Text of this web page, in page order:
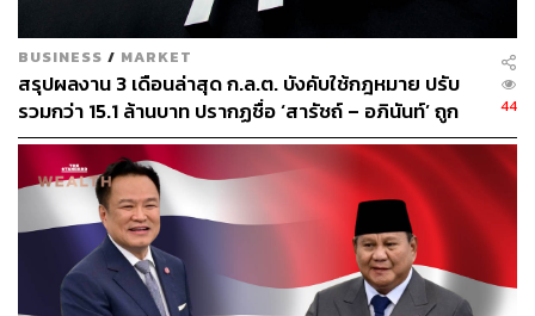
ธรรมเนียมของธุรกรรมรายการใหญ่ เช่น การ IPO ของ OR
และ TIDLOR
“การดำเนินงานของ KKP ยังคงยึดหลักการบริหารคุณภาพ
สินทรัพย์ที่มีอยู่ควบคู่ไปกับการปล่อยสินเชื่อใหม่ในกลุ่ม
ลูกค้าที่มีคุณภาพ โดยไม่ละเลยการให้ความช่วยเหลือ
สำหรับลูกค้าที่ได้รับผลกระทบจากการระบาดของโควิดใน
รูปแบบต่างๆ ให้เหมาะสมกับสถานการณ์ของลูกค้าแต่ละราย
ตลอดจนตั้งสำรองผลขาดทุนด้านเครดิตไว้อย่างเพียงพอ”
อภินันท์กล่าว
BUSINESS / MARKET
สรุปผลงาน 3 เดือนล่าสุด ก.ล.ต. บังคับใช้กฎหมาย ปรับ
รวมกว่า 15.1 ล้านบาท ปรากฏชื่อ ‘สารัชถ์ – อภินันท์’ ถูก
ปรับฐานเปิดเผยข้อมูลล่าช้า
44